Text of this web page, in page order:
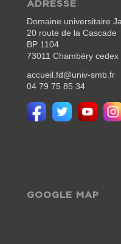
ADRESSE
Domaine universitaire
20 route de la Cascade
BP 1104
73011 Chambéry cedex
accueil.fd@univ-smb.fr
04 79 75 85 34
GOOGLE MAP